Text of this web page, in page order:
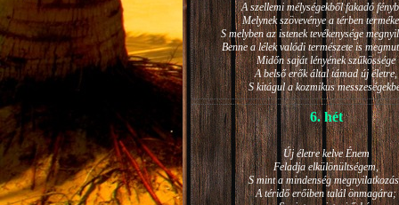
A szellemi mélységekből fakadó
Melynek szövevénye a térben
S melyben az istenek tevékenysége
Benne a lélek valódi természete is
Midőn saját lényének szűkössége
A belső erők által támad új életre,
S kitágul a kozmikus
6. hét
Új életre kelve Énem
Feladja elkülönültségem,
S mint a mindenség
A téridő erőiben talál önmagára;